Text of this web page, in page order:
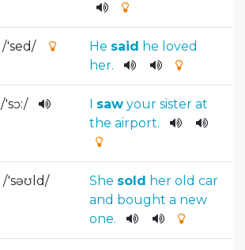
/'sed/ He said he loved
her.
/'sɔ:/ I saw your sister at
the airport.
/'səʊld/ She sold her old car
and bought a new
one.